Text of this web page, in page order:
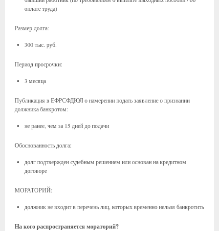
оплате труда)
Размер долга:
300 тыс. руб.
Период просрочки:
3 месяца
Публикация в ЕФРСФДЮЛ о намерении подать заявление о признании
должника банкротом:
не ранее, чем за 15 дней до подачи
Обоснованность долга:
долг подтвержден судебным решением или основан на кредитном
договоре
МОРАТОРИЙ:
должник не входит в перечень лиц, которых временно нельзя банкротить
На кого распространяется мораторий?